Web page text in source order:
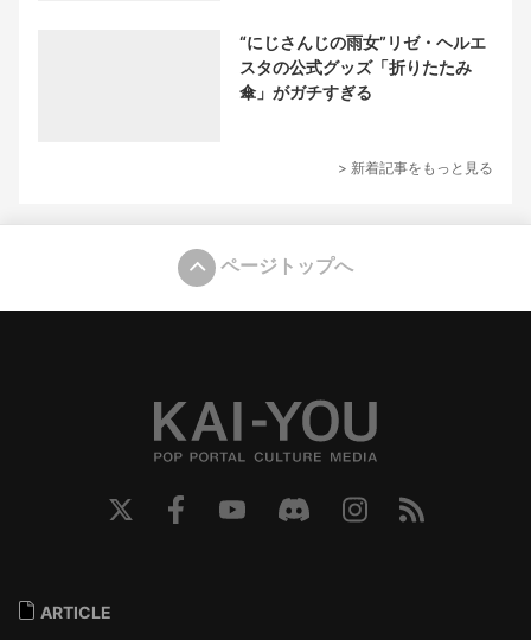
“にじさんじの雨女”リゼ・ヘルエ
スタの公式グッズ「折りたたみ
傘」がガチすぎる
> 新着記事をもっと見る
ページトップへ
ARTICLE